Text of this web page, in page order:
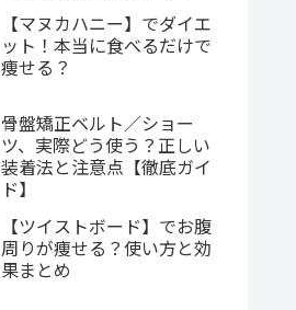
【マヌカハニー】でダイエ
ット！本当に食べるだけで
痩せる？
骨盤矯正ベルト／ショー
ツ、実際どう使う？正しい
装着法と注意点【徹底ガイ
ド】
【ツイストボード】でお腹
周りが痩せる？使い方と効
果まとめ